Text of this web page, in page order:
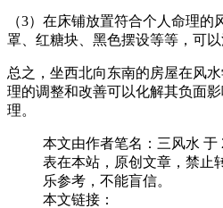
（3）在床铺放置符合个人命理
罩、红糖块、黑色摆设等等，可以
总之，坐西北向东南的房屋在风
理的调整和改善可以化解其负面
理。
本文由作者笔名：三风水 于
表在本站，原创文章，禁止
乐参考，不能盲信。
本文链接：